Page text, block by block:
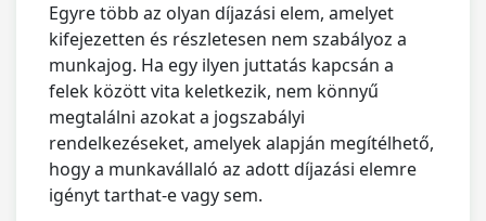
Egyre több az olyan díjazási elem, amelyet
kifejezetten és részletesen nem szabályoz a
munkajog. Ha egy ilyen juttatás kapcsán a
felek között vita keletkezik, nem könnyű
megtalálni azokat a jogszabályi
rendelkezéseket, amelyek alapján megítélhető,
hogy a munkavállaló az adott díjazási elemre
igényt tarthat-e vagy sem.